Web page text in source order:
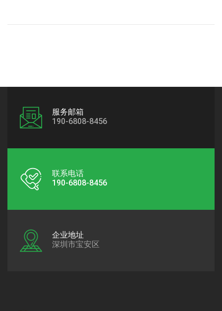
服务邮箱
190-6808-8456
联系电话
190-6808-8456
企业地址
深圳市宝安区